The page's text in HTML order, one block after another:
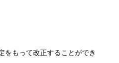
をもって改正することができ